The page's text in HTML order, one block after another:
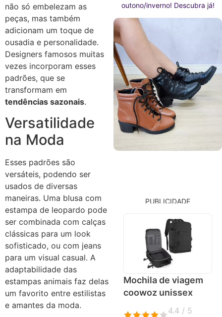
não só embelezam as
peças, mas também
adicionam um toque de
ousadia e personalidade.
Designers famosos muitas
vezes incorporam esses
padrões, que se
transformam em
tendências sazonais.
Versatilidade
na Moda
Esses padrões são
versáteis, podendo ser
usados de diversas
maneiras. Uma blusa com
estampa de leopardo pode
ser combinada com calças
clássicas para um look
sofisticado, ou com jeans
para um visual casual. A
adaptabilidade das
estampas animais faz delas
um favorito entre estilistas
e amantes da moda.
outono/inverno! Descubra já!
PUBLICIDADE
Mochila de viagem
coowoz unissex
4.4 / 5